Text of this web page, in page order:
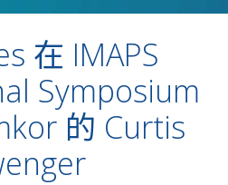
在 IMAPS
Symposium
的 Curtis